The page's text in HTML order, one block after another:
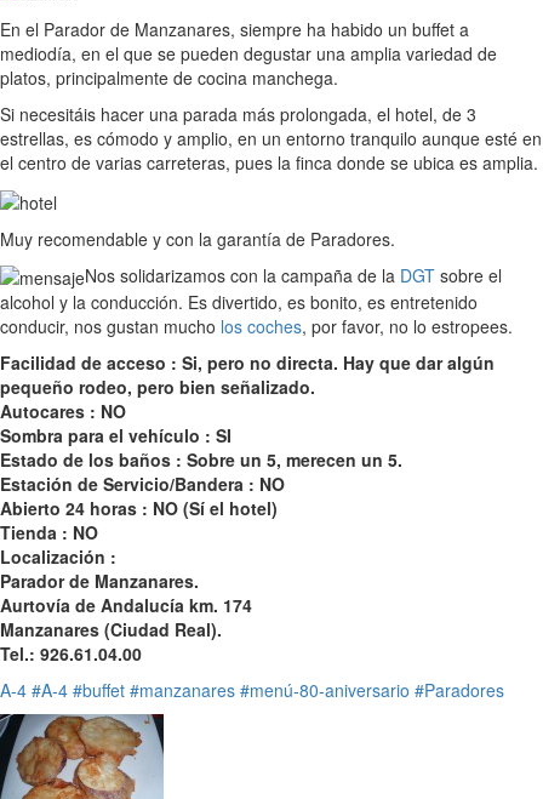
En el Parador de Manzanares, siempre ha habido un buffet a
mediodía, en el que se pueden degustar una amplia variedad de
platos, principalmente de cocina manchega.
Si necesitáis hacer una parada más prolongada, el hotel, de 3
estrellas, es cómodo y amplio, en un entorno tranquilo aunque esté en
el centro de varias carreteras, pues la finca donde se ubica es amplia.
Muy recomendable y con la garantía de Paradores.
Nos solidarizamos con la campaña de la DGT sobre el
alcohol y la conducción. Es divertido, es bonito, es entretenido
conducir, nos gustan mucho los coches, por favor, no lo estropees.
Facilidad de acceso : Si, pero no directa. Hay que dar algún
pequeño rodeo, pero bien señalizado.
Autocares : NO
Sombra para el vehículo : SI
Estado de los baños : Sobre un 5, merecen un 5.
Estación de Servicio/Bandera : NO
Abierto 24 horas : NO (Sí el hotel)
Tienda : NO
Localización :
Parador de Manzanares.
Aurtovía de Andalucía km. 174
Manzanares (Ciudad Real).
Tel.: 926.61.04.00
A-4 #A-4 #buffet #manzanares #menú-80-aniversario #Paradores